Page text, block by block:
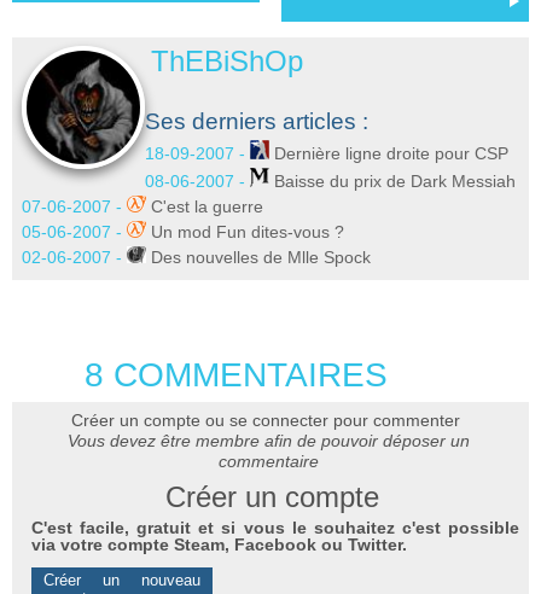
ThEBiShOp
Ses derniers articles :
18-09-2007 -
Dernière ligne droite pour CSP
08-06-2007 -
Baisse du prix de Dark Messiah
07-06-2007 -
C'est la guerre
05-06-2007 -
Un mod Fun dites-vous ?
02-06-2007 -
Des nouvelles de Mlle Spock
8 COMMENTAIRES
Créer un compte ou se connecter pour commenter
Vous devez être membre afin de pouvoir déposer un
commentaire
Créer un compte
C'est facile, gratuit et si vous le souhaitez c'est possible
via votre compte Steam, Facebook ou Twitter.
Créer un nouveau